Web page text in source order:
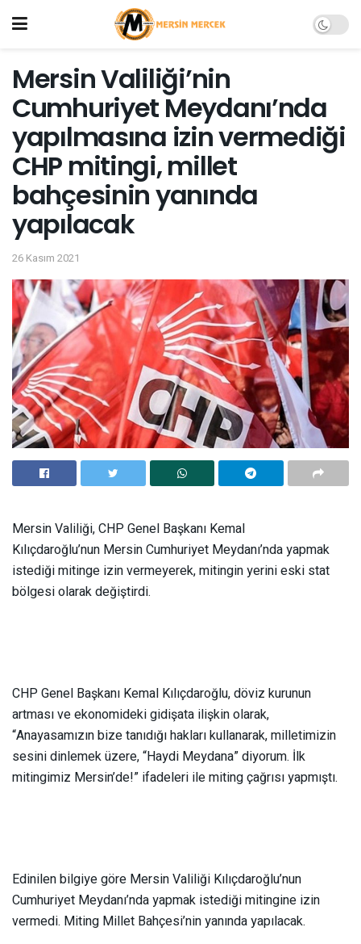
Mersin Valiliği’nin
Cumhuriyet Meydanı’nda
yapılmasına izin vermediği
CHP mitingi, millet
bahçesinin yanında
yapılacak
26 Kasım 2021
Mersin Valiliği, CHP Genel Başkanı Kemal
Kılıçdaroğlu’nun Mersin Cumhuriyet Meydanı’nda yapmak
istediği mitinge izin vermeyerek, mitingin yerini eski stat
bölgesi olarak değiştirdi.
CHP Genel Başkanı Kemal Kılıçdaroğlu, döviz kurunun
artması ve ekonomideki gidişata ilişkin olarak,
“Anayasamızın bize tanıdığı hakları kullanarak, milletimizin
sesini dinlemek üzere, “Haydi Meydana” diyorum. İlk
mitingimiz Mersin’de!” ifadeleri ile miting çağrısı yapmıştı.
Edinilen bilgiye göre Mersin Valiliği Kılıçdaroğlu’nun
Cumhuriyet Meydanı’nda yapmak istediği mitingine izin
vermedi. Miting Millet Bahçesi’nin yanında yapılacak.